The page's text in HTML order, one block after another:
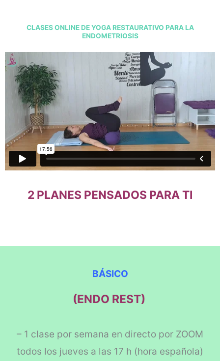
CLASES ONLINE DE YOGA RESTAURATIVO PARA LA
ENDOMETRIOSIS
2 PLANES PENSADOS PARA TI
BÁSICO
(ENDO REST)
– 1 clase por semana en directo por ZOOM
todos los jueves a las 17 h (hora española)